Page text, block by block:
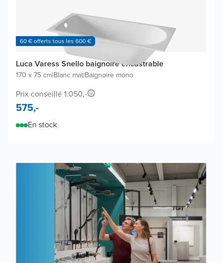
60 € offerts tous les 600 €
Luca Varess Snello baignoire encastrable
170 x 75 cm|Blanc mat|Baignoire mono
Prix conseillé 1.050,-
575,-
En stock